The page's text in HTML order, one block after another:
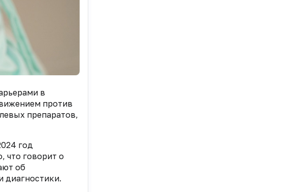
в
против
препаратов,
год
что говорит о
об
диагностики.